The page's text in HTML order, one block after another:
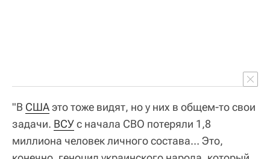
"В СШАэто тоже видят, но у них в общем-то свои
задачи. ВСУс начала СВО потеряли 1,8
миллиона человек личного состава… Это,